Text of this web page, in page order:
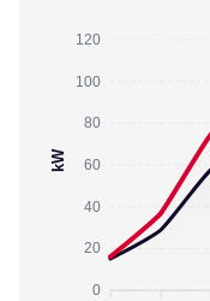
120
100
80
60
40
20
0
kW